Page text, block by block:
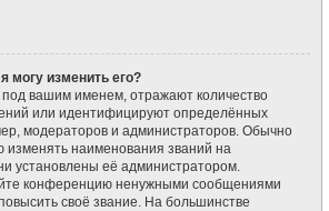
могу изменить его?
вашим именем, отражают количество
или идентифицируют определённых
модераторов и администраторов. Обычно
наименования званий на
установлены её администратором.
конференцию ненужными сообщениями
своё звание. На большинстве